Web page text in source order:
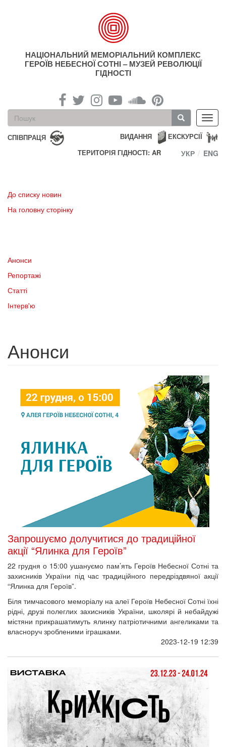
НАЦІОНАЛЬНИЙ МЕМОРІАЛЬНИЙ КОМПЛЕКС
ГЕРОЇВ НЕБЕСНОЇ СОТНІ – МУЗЕЙ РЕВОЛЮЦІЇ
ГІДНОСТІ
Пошукова
форма
Пошук
СПІВПРАЦЯ ЕКСКУРСІЇ
ВИДАННЯ
ТЕРИТОРІЯ ГІДНОСТІ: AR
УКР ENG
До списку новин
На головну сторінку
Анонси
Репортажі
Статті
Інтерв'ю
Анонси
Запрошуємо долучитися до традиційної
акції “Ялинка для Героїв”
22 грудня о 15:00 ушануємо пам’ять Героїв Небесної Сотні та
захисників України під час традиційного передріздвяної акції
“Ялинка для Героїв”.
Біля тимчасового меморіалу на алеї Героїв Небесної Сотні їхні
рідні, друзі полеглих захисників України, школярі й небайдужі
містяни прикрашатимуть ялинку патріотичними ангеликами та
власноруч зробленими іграшками.
2023-12-19 12:39